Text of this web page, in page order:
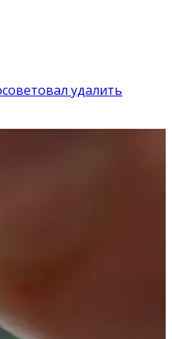
удалить